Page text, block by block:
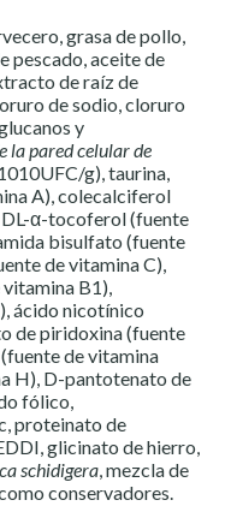
grasa de pollo,
pescado, aceite de
de raíz de
de sodio, cloruro
y
la pared celular de
g), taurina,
A), colecalciferol
α-tocoferol (fuente
bisulfato (fuente
de vitamina C),
B1),
ácido nicotínico
de piridoxina (fuente
de vitamina
H), D-pantotenato de
fólico,
proteinato de
glicinato de hierro,
schidigera, mezcla de
conservadores.